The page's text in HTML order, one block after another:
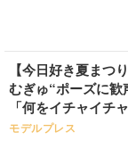
【今日好き夏まつ
むぎゅ“ポーズに歓
「何をイチャイチ
モデルプレス